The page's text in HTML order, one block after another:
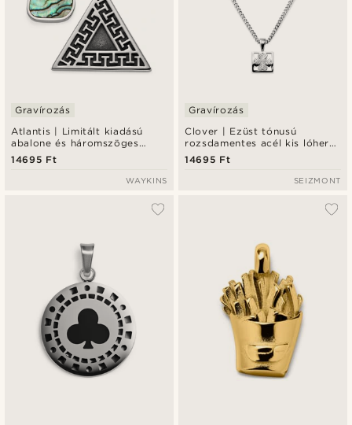
Atlantis | Limitált kiadású
abalone és háromszöges
medál szett
Gravírozás
14695 Ft
WAYKINS
Clover | Ezüst tónusú
rozsdamentes acél kis lóhere
medál nyaklánc
Gravírozás
14695 Ft
SEIZMONT